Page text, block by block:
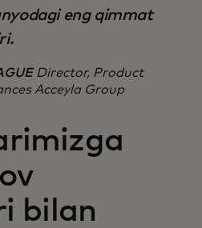
eng qimmat
Director, Product
Acceyla Group
bilan